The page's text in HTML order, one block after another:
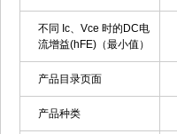
不同 Ic、Vce 时的DC电
流增益(hFE)（最小值）
产品目录页面
产品种类